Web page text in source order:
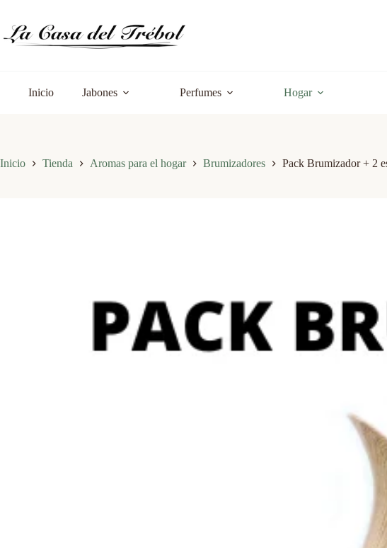
contenido
Inicio Jabones Perfumes Hogar
Inicio Tienda Aromas para el hogar Brumizadores Pack Brumizador + 2